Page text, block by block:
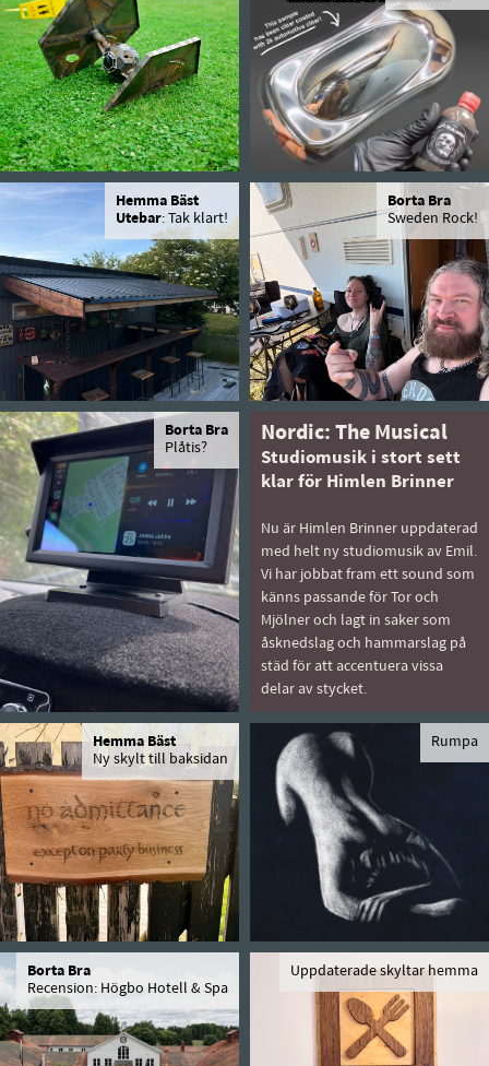
Hemma Bäst
Utebar: Tak klart!
Borta Bra
Sweden Rock!
Borta Bra
Plåtis?
Nordic: The Musical
Studiomusik i stort sett
klar för Himlen Brinner
Nu är Himlen Brinner uppdaterad
med helt ny studiomusik av Emil.
Vi har jobbat fram ett sound som
känns passande för Tor och
Mjölner och lagt in saker som
åsknedslag och hammarslag på
städ för att accentuera vissa
delar av stycket.
Hemma Bäst
Ny skylt till baksidan
Rumpa
Borta Bra
Recension: Högbo Hotell & Spa
Uppdaterade skyltar hemma